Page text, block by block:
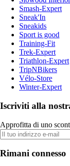
Smash-Expert
Sneak'In
Sneakids
Sport is good
Training-Fit
Trek-Expert
Triathlon-Expert
TripNBikers
Vélo-Store
Winter-Expert
Iscriviti alla
Approfitta di uno
Rimani connesso